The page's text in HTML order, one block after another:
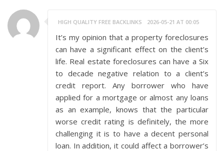
HIGH QUALITY FREE BACKLINKS 2026-05-21 AT 00:05
It’s my opinion that a property foreclosures
can have a significant effect on the client’s
life. Real estate foreclosures can have a Six
to decade negative relation to a client’s
credit report. Any borrower who have
applied for a mortgage or almost any loans
as an example, knows that the particular
worse credit rating is definitely, the more
challenging it is to have a decent personal
loan. In addition, it could affect a borrower’s